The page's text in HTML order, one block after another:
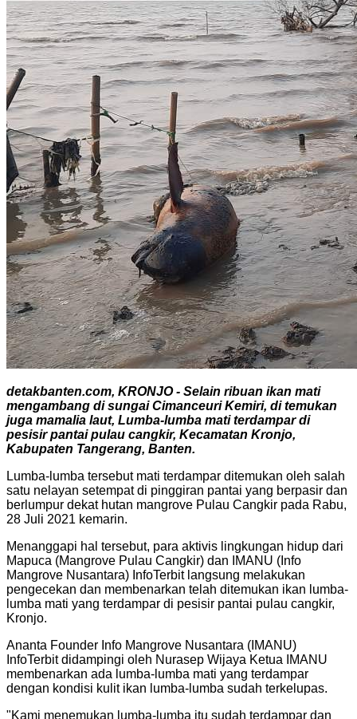
detakbanten.com, KRONJO - Selain ribuan ikan mati
mengambang di sungai Cimanceuri Kemiri, di temukan
juga mamalia laut, Lumba-lumba mati terdampar di
pesisir pantai pulau cangkir, Kecamatan Kronjo,
Kabupaten Tangerang, Banten.
Lumba-lumba tersebut mati terdampar ditemukan oleh salah
satu nelayan setempat di pinggiran pantai yang berpasir dan
berlumpur dekat hutan mangrove Pulau Cangkir pada Rabu,
28 Juli 2021 kemarin.
Menanggapi hal tersebut, para aktivis lingkungan hidup dari
Mapuca (Mangrove Pulau Cangkir) dan IMANU (Info
Mangrove Nusantara) InfoTerbit langsung melakukan
pengecekan dan membenarkan telah ditemukan ikan lumba-
lumba mati yang terdampar di pesisir pantai pulau cangkir,
Kronjo.
Ananta Founder Info Mangrove Nusantara (IMANU)
InfoTerbit didampingi oleh Nurasep Wijaya Ketua IMANU
membenarkan ada lumba-lumba mati yang terdampar
dengan kondisi kulit ikan lumba-lumba sudah terkelupas.
"Kami menemukan lumba-lumba itu sudah terdampar dan